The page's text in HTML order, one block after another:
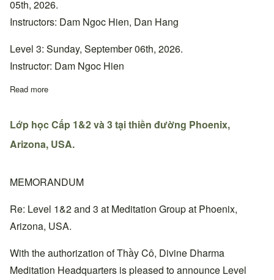
05th, 2026.
Instructors: Dam Ngoc Hien, Dan Hang
Level 3: Sunday, September 06th, 2026.
Instructor: Dam Ngoc Hien
Read more
Lớp học Cấp 1&2 và 3 tại thiền đường Phoenix,
Arizona, USA.
MEMORANDUM
Re: Level 1&2 and 3 at Meditation Group at Phoenix,
Arizona, USA.
With the authorization of Thầy Cô, Divine Dharma
Meditation Headquarters is pleased to announce Level